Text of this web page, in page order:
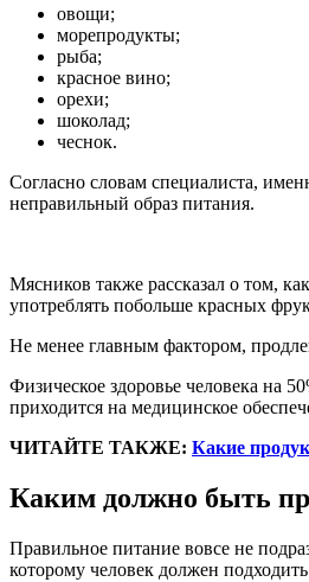
овощи;
морепродукты;
рыба;
красное вино;
орехи;
шоколад;
чеснок.
Согласно словам специалиста,
неправильный образ питания.
Мясников также рассказал о том,
употреблять побольше красных
Не менее главным фактором,
Физическое здоровье человека на
приходится на медицинское
ЧИТАЙТЕ ТАКЖЕ: Какие
Каким должно быть
Правильное питание вовсе не
которому человек должен